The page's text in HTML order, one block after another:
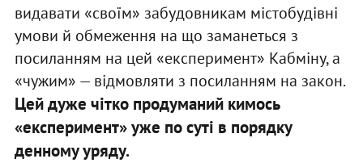
видавати «своїм» забудовникам містобудівні
умови й обмеження на що заманеться з
посиланням на цей «експеримент» Кабміну, а
«чужим» — відмовляти з посиланням на закон.
Цей дуже чітко продуманий кимось
«експеримент» уже по суті в порядку
денному уряду.